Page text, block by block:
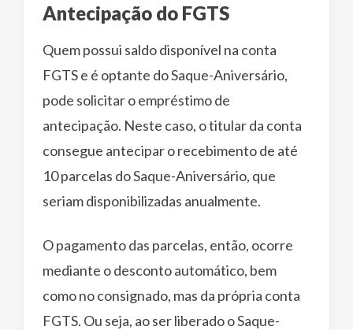
Antecipação do FGTS
Quem possui saldo disponível na conta
FGTS e é optante do Saque-Aniversário,
pode solicitar o empréstimo de
antecipação. Neste caso, o titular da conta
consegue antecipar o recebimento de até
10 parcelas do Saque-Aniversário, que
seriam disponibilizadas anualmente.
O pagamento das parcelas, então, ocorre
mediante o desconto automático, bem
como no consignado, mas da própria conta
FGTS. Ou seja, ao ser liberado o Saque-